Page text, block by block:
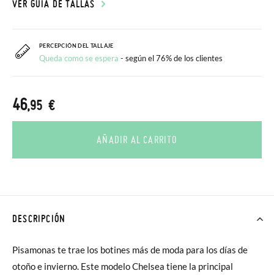
VER GUÍA DE TALLAS
PERCEPCIÓN DEL TALLAJE
Queda como se espera - según el 76% de los clientes
46,95 €
AÑADIR AL CARRITO
DESCRIPCIÓN
Pisamonas te trae los botines más de moda para los días de
otoño e invierno. Este modelo Chelsea tiene la principal